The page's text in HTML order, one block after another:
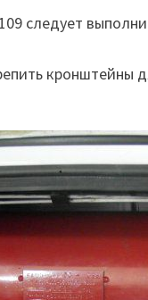
следует
кронштейны